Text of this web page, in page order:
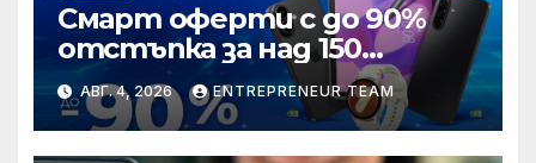
Смарт оферти с до 90%
отстъпка за над 150
устройства от Vivacom
през август
АВГ. 4, 2026 ENTREPRENEUR TEAM